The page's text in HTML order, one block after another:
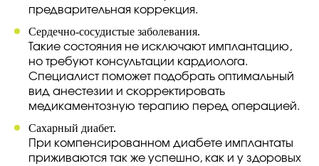
предварительная коррекция.
Сердечно-сосудистые заболевания.
Такие состояния не исключают имплантацию,
но требуют консультации кардиолога.
Специалист поможет подобрать оптимальный
вид анестезии и скорректировать
медикаментозную терапию перед операцией.
Сахарный диабет.
При компенсированном диабете имплантаты
приживаются так же успешно, как и у здоровых